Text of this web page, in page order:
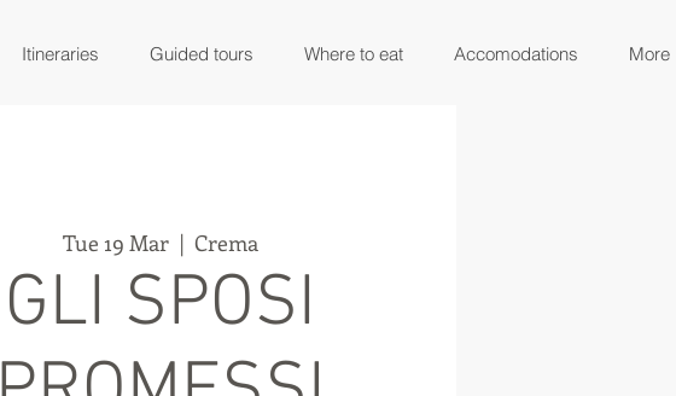
Itineraries Guided tours Where to eat Accomodations More
Tue 19 Mar
  |
Crema
GLI SPOSI